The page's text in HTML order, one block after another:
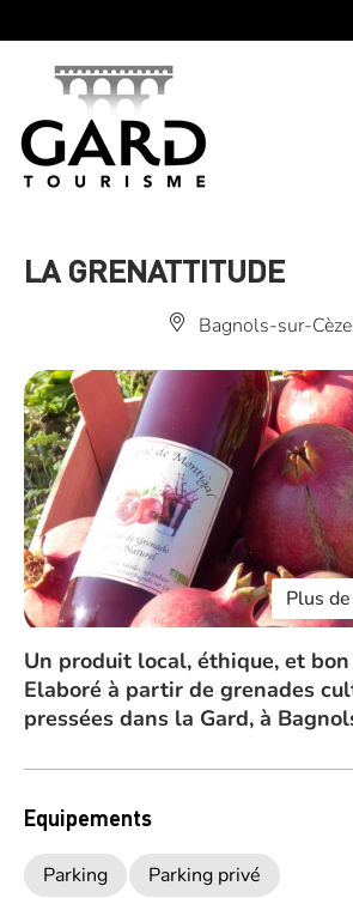
LA GRENATTITUDE
Bagnols-sur-Cèze
Plus
Un produit local, éthique, et
Elaboré à partir de grenades
pressées dans la Gard, à
Equipements
Parking Parking privé